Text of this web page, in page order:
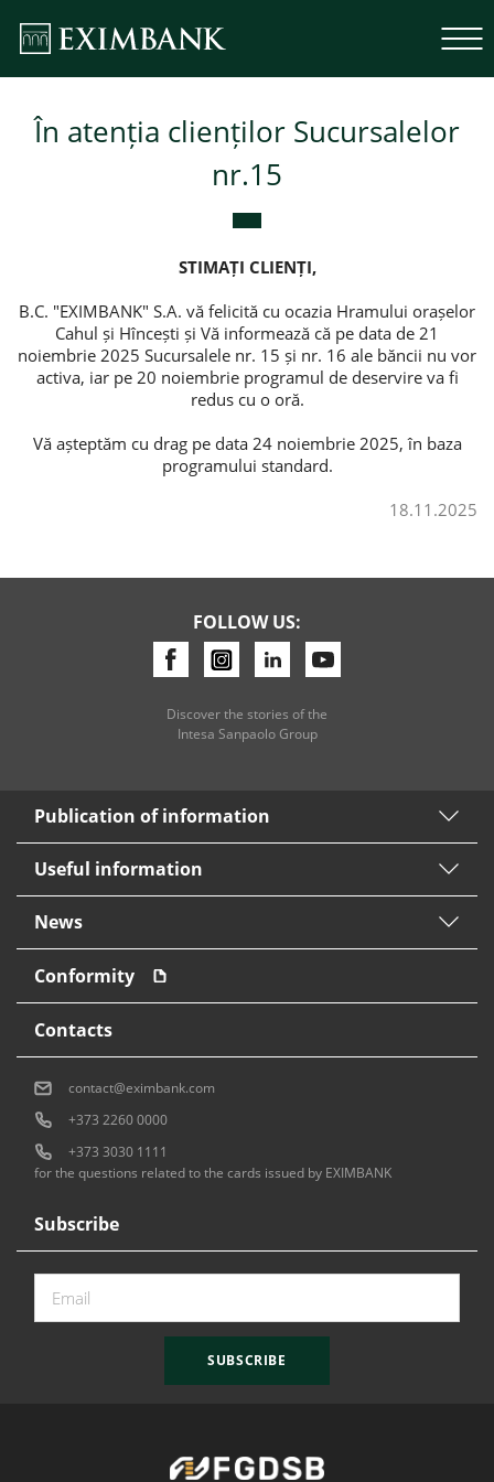
Mortgage loans
În atenția clienților Sucursalelor
nr.15
STIMAȚI CLIENȚI,
B.C. "EXIMBANK" S.A. vă felicită cu ocazia Hramului orașelor
Cahul și Hîncești și Vă informează că pe data de 21
noiembrie 2025 Sucursalele nr. 15 și nr. 16 ale băncii nu vor
activa, iar pe 20 noiembrie programul de deservire va fi
redus cu o oră.
Vă așteptăm cu drag pe data 24 noiembrie 2025, în baza
programului standard.
18.11.2025
FOLLOW US:
Discover the stories of the
Intesa Sanpaolo Group
Publication of information
Useful information
News
Conformity
Subscribe
SUBSCRIBE
Contacts
contact@eximbank.com
+373 2260 0000
+373 3030 1111
for the questions related to the cards issued by EXIMBANK